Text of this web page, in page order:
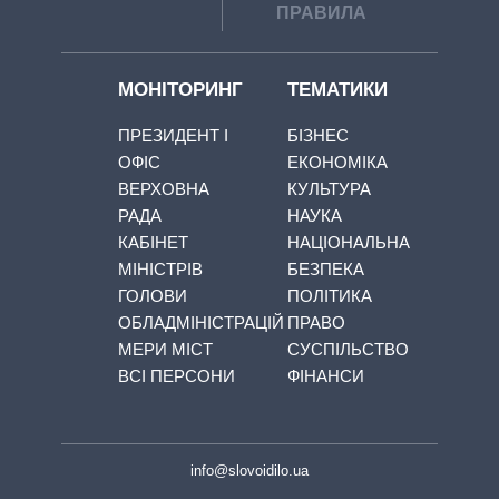
ПРАВИЛА
МОНІТОРИНГ
ПРЕЗИДЕНТ І
ОФІС
ВЕРХОВНА
РАДА
КАБІНЕТ
МІНІСТРІВ
ГОЛОВИ
ОБЛАДМІНІСТРАЦІЙ
МЕРИ МІСТ
ВСІ ПЕРСОНИ
ТЕМАТИКИ
БІЗНЕС
ЕКОНОМІКА
КУЛЬТУРА
НАУКА
НАЦІОНАЛЬНА
БЕЗПЕКА
ПОЛІТИКА
ПРАВО
СУСПІЛЬСТВО
ФІНАНСИ
info@slovoidilo.ua